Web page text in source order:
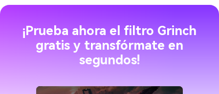
¡Prueba ahora el filtro Grinch
gratis y transfórmate en
segundos!